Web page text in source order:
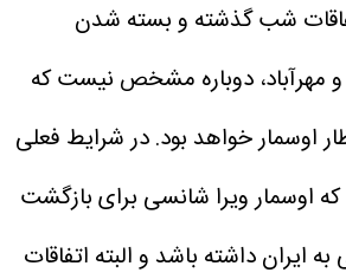
شب گذشته و بسته شدن
و مهرآباد، دوباره مشخص نیست که
اوسمار خواهد بود. در شرایط فعلی
اوسمار ویرا شانسی برای بازگشت
ایران داشته باشد و البته اتفاقات